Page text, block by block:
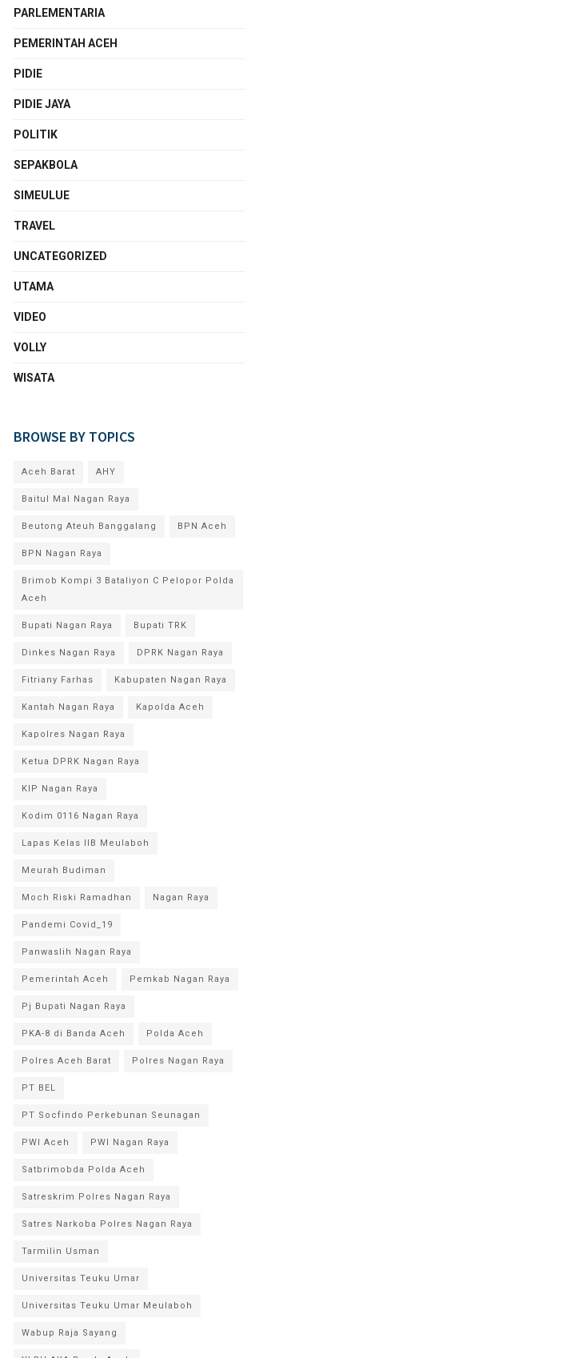
PARLEMENTARIA
PEMERINTAH ACEH
PIDIE
PIDIE JAYA
POLITIK
SEPAKBOLA
SIMEULUE
TRAVEL
UNCATEGORIZED
UTAMA
VIDEO
VOLLY
WISATA
BROWSE BY TOPICS
Aceh Barat AHY
Baitul Mal Nagan Raya
Beutong Ateuh Banggalang BPN Aceh
BPN Nagan Raya
Brimob Kompi 3 Bataliyon C Pelopor Polda
Aceh
Bupati Nagan Raya Bupati TRK
Dinkes Nagan Raya DPRK Nagan Raya
Fitriany Farhas Kabupaten Nagan Raya
Kantah Nagan Raya Kapolda Aceh
Kapolres Nagan Raya
Ketua DPRK Nagan Raya
KIP Nagan Raya
Kodim 0116 Nagan Raya
Lapas Kelas IIB Meulaboh
Meurah Budiman
Moch Riski Ramadhan Nagan Raya
Pandemi Covid_19
Panwaslih Nagan Raya
Pemerintah Aceh Pemkab Nagan Raya
Pj Bupati Nagan Raya
PKA-8 di Banda Aceh Polda Aceh
Polres Aceh Barat Polres Nagan Raya
PT BEL
PT Socfindo Perkebunan Seunagan
PWI Aceh PWI Nagan Raya
Satbrimobda Polda Aceh
Satreskrim Polres Nagan Raya
Satres Narkoba Polres Nagan Raya
Tarmilin Usman
Universitas Teuku Umar
Universitas Teuku Umar Meulaboh
Wabup Raja Sayang